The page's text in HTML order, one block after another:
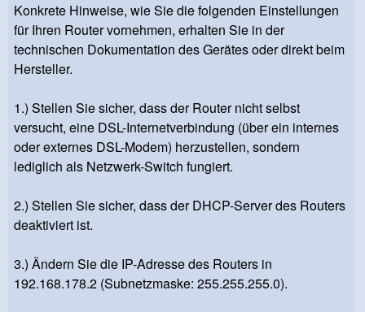
Konkrete Hinweise, wie Sie die folgenden Einstellungen
für Ihren Router vornehmen, erhalten Sie in der
technischen Dokumentation des Gerätes oder direkt beim
Hersteller.
1.) Stellen Sie sicher, dass der Router nicht selbst
versucht, eine DSL-Internetverbindung (über ein internes
oder externes DSL-Modem) herzustellen, sondern
lediglich als Netzwerk-Switch fungiert.
2.) Stellen Sie sicher, dass der DHCP-Server des Routers
deaktiviert ist.
3.) Ändern Sie die IP-Adresse des Routers in
192.168.178.2 (Subnetzmaske: 255.255.255.0).